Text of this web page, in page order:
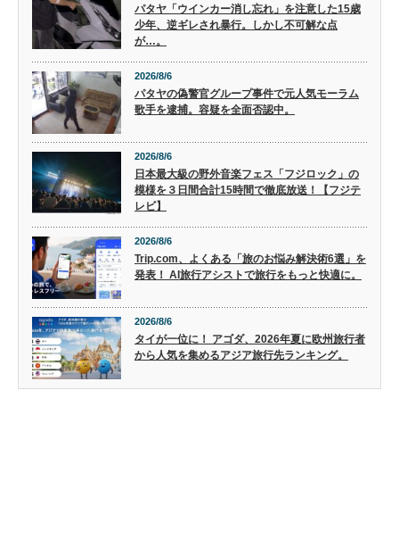
パタヤ「ウインカー消し忘れ」を注意した15歳
少年、逆ギレされ暴行。しかし不可解な点
が…。
2026/8/6
パタヤの偽警官グループ事件で元人気モーラム
歌手を逮捕。容疑を全面否認中。
2026/8/6
日本最大級の野外音楽フェス「フジロック」の
模様を３日間合計15時間で徹底放送！【フジテ
レビ】
2026/8/6
Trip.com、よくある「旅のお悩み解決術6選」を
発表！ AI旅行アシストで旅行をもっと快適に。
2026/8/6
タイが一位に！ アゴダ、2026年夏に欧州旅行者
から人気を集めるアジア旅行先ランキング。